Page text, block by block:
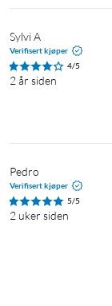
Sylvi A
Verifisert kjøper
4/5
2 år siden
Pedro
Verifisert kjøper
5/5
2 uker siden